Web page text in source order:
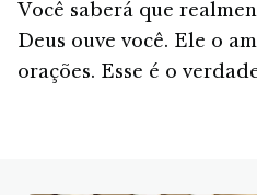
Você saberá que
Deus ouve você. Ele o
orações. Esse é o